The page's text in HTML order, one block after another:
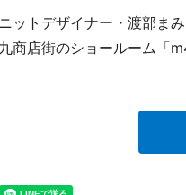
ットデザイナー・渡部ま
商店街のショールーム